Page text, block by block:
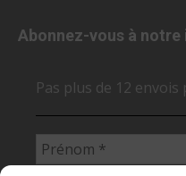
Abonnez-vous à
Pas plus de 12 envois